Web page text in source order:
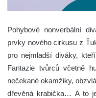
Pohybové nonverbální
prvky nového cirkusu z
pro nejmladší diváky,
Fantazie tvůrců včetně
nečekané okamžiky,
dřevěná krabička… A to